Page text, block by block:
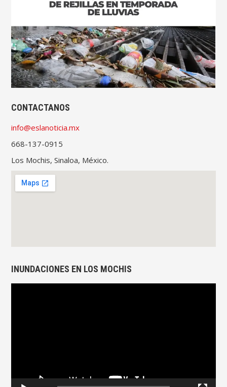
CONTACTANOS
info@eslanoticia.mx
668-137-0915
Los Mochis, Sinaloa, México.
INUNDACIONES EN LOS MOCHIS